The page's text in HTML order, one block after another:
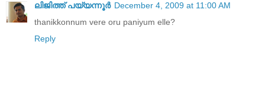
ലിജിത്ത് പയ്യന്നൂര്‍ December 4, 2009 at 11:00 AM
thanikkonnum vere oru paniyum elle?
Reply